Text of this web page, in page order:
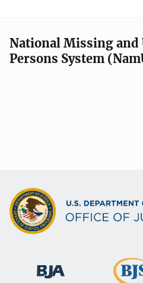
National Missing
Persons System